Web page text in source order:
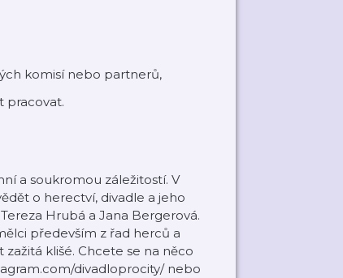
komisí nebo partnerů,
pracovat.
a soukromou záležitostí. V
o herectví, divadle a jeho
Hrubá a Jana Bergerová.
především z řad herců a
klišé. Chcete se na něco
divadloprocity/ nebo